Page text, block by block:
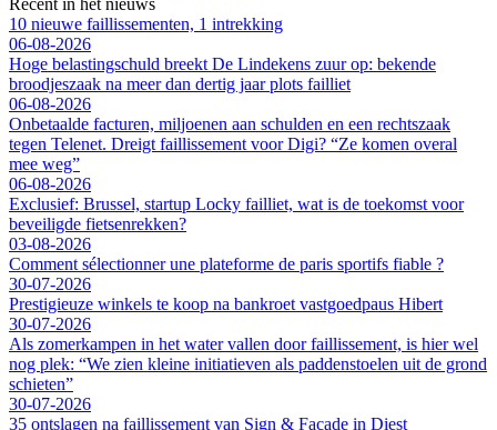
10 nieuwe faillissementen, 1 intrekking
06-08-2026
Hoge belastingschuld breekt De Lindekens zuur op: bekende
broodjeszaak na meer dan dertig jaar plots failliet
06-08-2026
Onbetaalde facturen, miljoenen aan schulden en een rechtszaak
tegen Telenet. Dreigt faillissement voor Digi? “Ze komen overal
mee weg”
06-08-2026
Exclusief: Brussel, startup Locky failliet, wat is de toekomst voor
beveiligde fietsenrekken?
03-08-2026
Comment sélectionner une plateforme de paris sportifs fiable ?
30-07-2026
Prestigieuze winkels te koop na bankroet vastgoedpaus Hibert
30-07-2026
Als zomerkampen in het water vallen door faillissement, is hier wel
nog plek: “We zien kleine initiatieven als paddenstoelen uit de grond
schieten”
30-07-2026
35 ontslagen na faillissement van Sign & Facade in Diest